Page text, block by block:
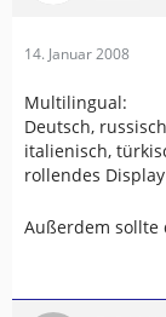
14. Januar 2008
Multilingual:
Deutsch,
italienisch,
rollendes Display
Außerdem sollte